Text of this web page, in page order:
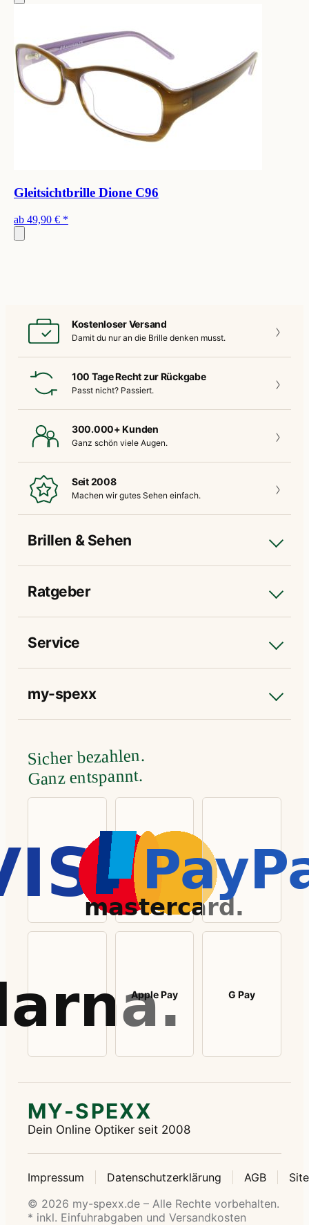
Gleitsichtbrille Dione C96
ab 49,90 € *
Kostenloser Versand
Damit du nur an die Brille denken musst.
100 Tage Recht zur Rückgabe
Passt nicht? Passiert.
300.000+ Kunden
Ganz schön viele Augen.
Seit 2008
Machen wir gutes Sehen einfach.
Brillen & Sehen
Ratgeber
Service
my-spexx
Sicher bezahlen.
Ganz entspannt.
Apple Pay G Pay
MY-SPEXX
Dein Online Optiker seit 2008
Impressum Datenschutzerklärung AGB
© 2026 my-spexx.de – Alle Rechte vorbehalten.
* inkl. Einfuhrabgaben und Versandkosten